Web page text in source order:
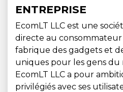
ENTREPRISE
EcomLT LLC est une
directe au
fabrique des gadgets et
uniques pour les gens du
EcomLT LLC a pour
privilégiés avec ses